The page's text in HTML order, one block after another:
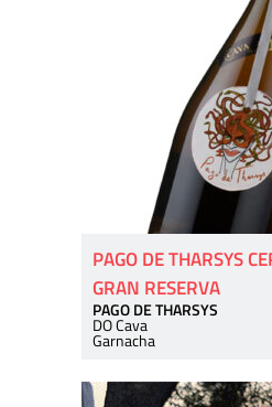
PAGO DE THARSYS
GRAN RESERVA
PAGO DE THARSYS
DO Cava
Garnacha